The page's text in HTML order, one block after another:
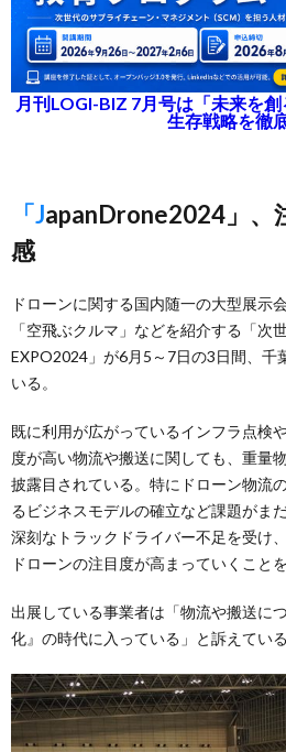
月刊LOGI-BIZ 7月号は「未来を
生存戦略を徹
「JapanDrone2024」、注目度の高まり予
感
ドローンに関する国内随一の大型展示
「空飛ぶクルマ」などを紹介する「次
EXPO2024」が6月5～7日の3日間、千
いる。
既に利用が広がっているインフラ点検
度が高い物流や搬送に関しても、重量
披露目されている。特にドローン物流
るビジネスモデルの確立など課題がま
深刻なトラックドライバー不足を受け
ドローンの注目度が高まっていくこと
出展している事業者は「物流や搬送に
化』の時代に入っている」と訴えている